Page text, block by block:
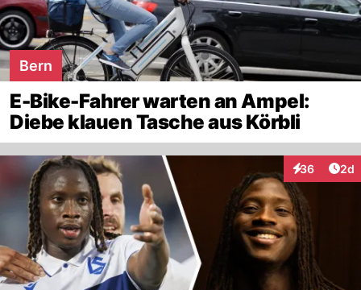
Bern
E-Bike-Fahrer warten an Ampel:
Diebe klauen Tasche aus Körbli
36
Interaktionen
2d